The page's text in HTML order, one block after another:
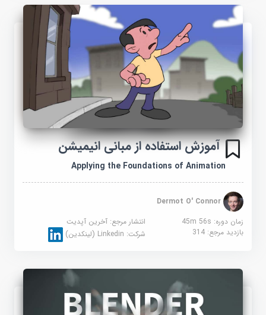
آموزش استفاده از مبانی انیمیشن
Applying the Foundations of Animation
Dermot O' Connor
زمان دوره: 45m 56s
انتشار مرجع:آخرین آپدیت
بازدید مرجع:314 شرکت:Linkedin (لینکدین)